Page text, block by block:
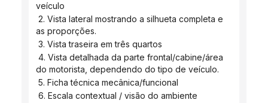
veículo
as proporções.
3. Vista traseira em três quartos
do motorista, dependendo do tipo de veículo.
5. Ficha técnica mecânica/funcional
6. Escala contextual / visão do ambiente